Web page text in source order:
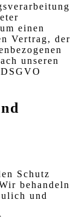
einen
Vertrag, der
unseren
Schutz
behandeln
und